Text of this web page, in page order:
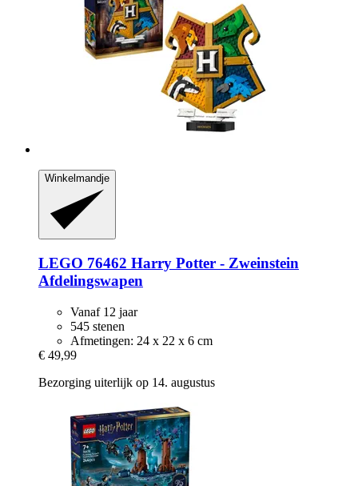
Winkelmandje
LEGO 76462 Harry Potter -​ Zweinstein
Afdelingswapen
Vanaf 12 jaar
545 stenen
Afmetingen: 24 x 22 x 6 cm
€ 49,99
Bezorging uiterlijk op 14. augustus